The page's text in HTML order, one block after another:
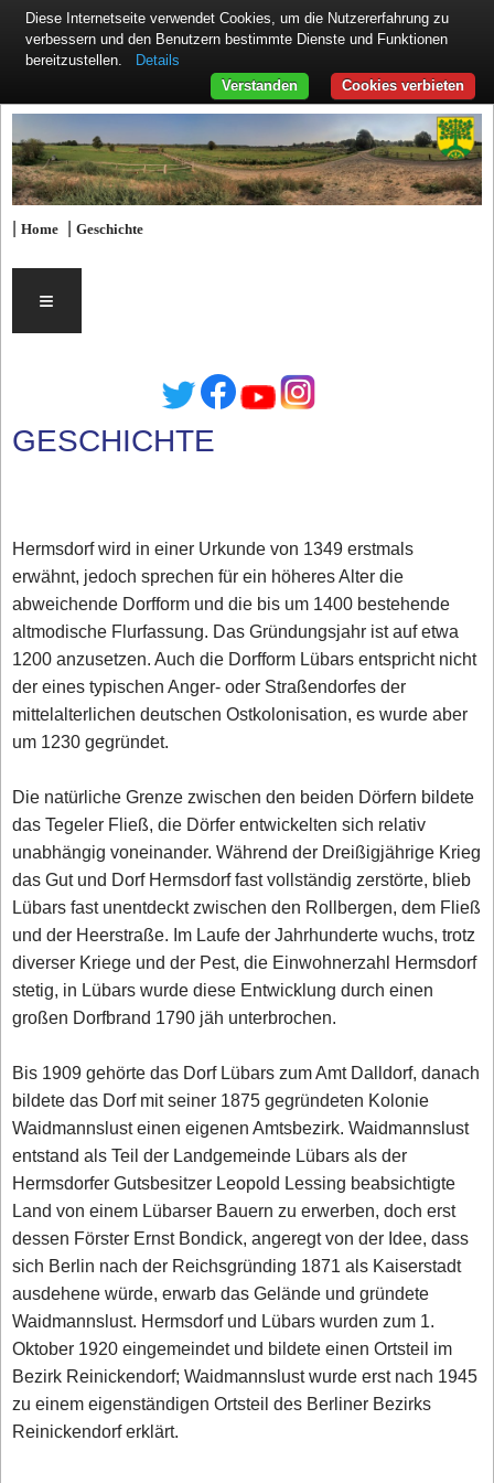
|Home |Geschichte
≡
GESCHICHTE
Hermsdorf wird in einer Urkunde von 1349 erstmals
erwähnt, jedoch sprechen für ein höheres Alter die
abweichende Dorfform und die bis um 1400 bestehende
altmodische Flurfassung. Das Gründungsjahr ist auf etwa
1200 anzusetzen. Auch die Dorfform Lübars entspricht nicht
der eines typischen Anger- oder Straßendorfes der
mittelalterlichen deutschen Ostkolonisation, es wurde aber
um 1230 gegründet.
Die natürliche Grenze zwischen den beiden Dörfern bildete
das Tegeler Fließ, die Dörfer entwickelten sich relativ
unabhängig voneinander. Während der Dreißigjährige Krieg
das Gut und Dorf Hermsdorf fast vollständig zerstörte, blieb
Lübars fast unentdeckt zwischen den Rollbergen, dem Fließ
und der Heerstraße. Im Laufe der Jahrhunderte wuchs, trotz
diverser Kriege und der Pest, die Einwohnerzahl Hermsdorf
stetig, in Lübars wurde diese Entwicklung durch einen
großen Dorfbrand 1790 jäh unterbrochen.
Bis 1909 gehörte das Dorf Lübars zum Amt Dalldorf, danach
bildete das Dorf mit seiner 1875 gegründeten Kolonie
Waidmannslust einen eigenen Amtsbezirk. Waidmannslust
entstand als Teil der Landgemeinde Lübars als der
Hermsdorfer Gutsbesitzer Leopold Lessing beabsichtigte
Land von einem Lübarser Bauern zu erwerben, doch erst
dessen Förster Ernst Bondick, angeregt von der Idee, dass
sich Berlin nach der Reichsgründing 1871 als Kaiserstadt
ausdehene würde, erwarb das Gelände und gründete
Waidmannslust. Hermsdorf und Lübars wurden zum 1.
Oktober 1920 eingemeindet und bildete einen Ortsteil im
Bezirk Reinickendorf; Waidmannslust wurde erst nach 1945
zu einem eigenständigen Ortsteil des Berliner Bezirks
Reinickendorf erklärt.
Diese Internetseite verwendet Cookies, um die Nutzererfahrung zu
verbessern und den Benutzern bestimmte Dienste und Funktionen
bereitzustellen.
Details
Cookies verbieten
Verstanden